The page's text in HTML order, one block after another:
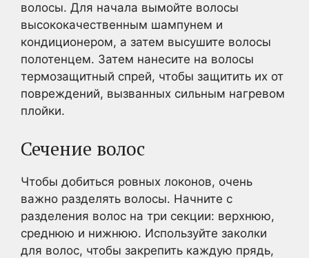
волосы. Для начала вымойте волосы
высококачественным шампунем и
кондиционером, а затем высушите волосы
полотенцем. Затем нанесите на волосы
термозащитный спрей, чтобы защитить их от
повреждений, вызванных сильным нагревом
плойки.
Сечение волос
Чтобы добиться ровных локонов, очень
важно разделять волосы. Начните с
разделения волос на три секции: верхнюю,
среднюю и нижнюю. Используйте заколки
для волос, чтобы закрепить каждую прядь,